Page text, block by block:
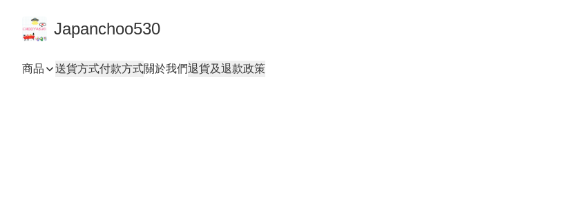
Japanchoo530
商品 送貨方式付款方式關於我們退貨及退款政策